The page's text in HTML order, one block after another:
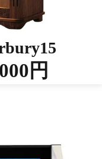
円